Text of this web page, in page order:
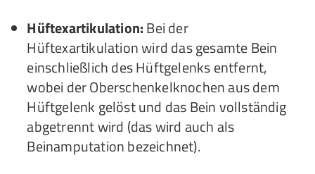
Hüftexartikulation:Bei der
Hüftexartikulation wird das gesamte Bein
einschließlich des Hüftgelenks entfernt,
wobei der Oberschenkelknochen aus dem
Hüftgelenk gelöst und das Bein vollständig
abgetrennt wird (das wird auch als
Beinamputation bezeichnet).